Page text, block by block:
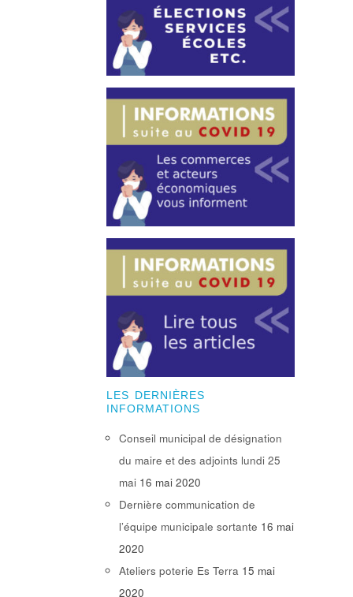
LES DERNIÈRES
INFORMATIONS
Conseil municipal de désignation
du maire et des adjoints lundi 25
mai 16 mai 2020
Dernière communication de
l’équipe municipale sortante 16 mai
2020
Ateliers poterie Es Terra 15 mai
2020